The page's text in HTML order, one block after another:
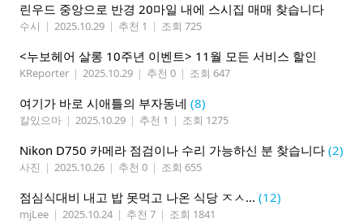
린우드 중앙으로 반경 20마일 내에 스시집 매매 찾습니다
수시 | 2025.10.29 | 추천 1 | 조회 725
<누보헤어 살롱 10주년 이벤트> 11월 모든 서비스 할인
KReporter | 2025.10.29 | 추천 0 | 조회 647
여기가 바로 시애틀의 부자동네 (8)
칼있으마 | 2025.10.29 | 추천 1 | 조회 1275
Nikon D750 카메라 점검이나 수리 가능하신 분 찾습니다 (2)
사진 | 2025.10.26 | 추천 0 | 조회 655
점심식대비 내고 밥 못먹고 나온 식당 ㅈㅅ... (12)
mjLee | 2025.10.24 | 추천 7 | 조회 1841